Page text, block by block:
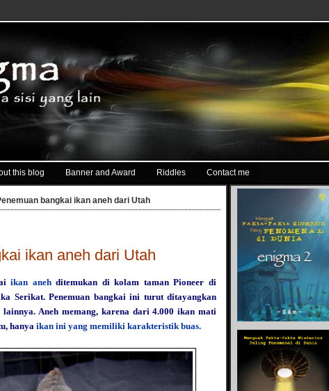
this blog Banner and Award Riddles Contact me
bangkai ikan aneh dari Utah
ikan aneh dari Utah
ikan anehditemukan di kolam taman Pioneer di
Serikat. Penemuan bangkai ini turut ditayangkan
lainnya. Aneh memang, karena dari 4.000 ikan mati
hanya ikan ini yang memiliki karakteristik buas.